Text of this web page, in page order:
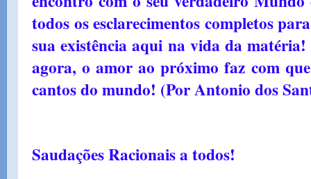
todos os esclarecimentos completos
sua existência aqui na vida da
agora, o amor ao próximo faz com
cantos do mundo! (Por Antonio dos
Saudações Racionais a todos!